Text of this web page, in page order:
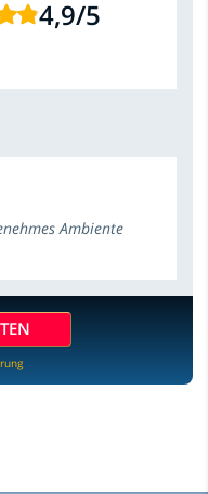
4,9/5
Ambiente